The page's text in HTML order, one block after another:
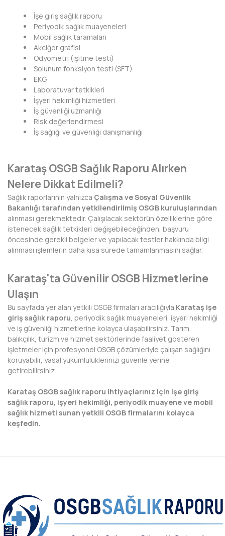
KARS
KASTAMONU
KAYSERİ
KIRIKKALE
KIRKLARELİ
KIRŞEHİR
KOCAELİ
KÜTAHYA
MALATYA
MANİSA
MARDİN
MUĞLA
MUŞ
NEVŞEHİR
NİĞDE
ORDU
OSMANİYE
RİZE
SAMSUN
SİNOP
SİVAS
İşe giriş sağlık raporu
Periyodik sağlık muayeneleri
Mobil sağlık taramaları
Akciğer grafisi
Odyometri (işitme testi)
Solunum fonksiyon testi (SFT)
EKG
Laboratuvar tetkikleri
İşyeri hekimliği hizmetleri
İş güvenliği uzmanlığı
Risk değerlendirmesi
İş sağlığı ve güvenliği danışmanlığı
Karataş OSGB Sağlık Raporu Alırken
Nelere Dikkat Edilmeli?
Sağlık raporlarının yalnızca Çalışma ve Sosyal Güvenlik
Bakanlığı tarafından yetkilendirilmiş OSGB kuruluşlarından
alınması gerekmektedir. Çalışılacak sektörün özelliklerine göre
istenecek sağlık tetkikleri değişebileceğinden, başvuru
öncesinde gerekli belgeler ve yapılacak testler hakkında bilgi
alınması işlemlerin daha kısa sürede tamamlanmasını sağlar.
Karataş'ta Güvenilir OSGB Hizmetlerine
Ulaşın
Bu sayfada yer alan yetkili OSGB firmaları aracılığıyla Karataş işe
giriş sağlık raporu , periyodik sağlık muayeneleri, işyeri hekimliği
ve iş güvenliği hizmetlerine kolayca ulaşabilirsiniz. Tarım,
balıkçılık, turizm ve hizmet sektörlerinde faaliyet gösteren
işletmeler için profesyonel OSGB çözümleriyle çalışan sağlığını
koruyabilir, yasal yükümlülüklerinizi güvenle yerine
getirebilirsiniz.
Karataş OSGB sağlık raporu ihtiyaçlarınız için işe giriş
sağlık raporu, işyeri hekimliği, periyodik muayene ve mobil
sağlık hizmeti sunan yetkili OSGB firmalarını kolayca
keşfedin.